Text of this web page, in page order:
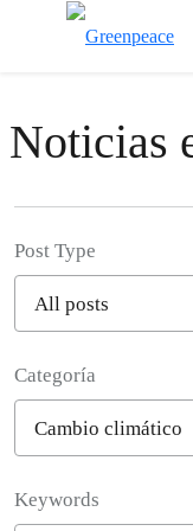
Noticias
Post Type
Categoría
Keywords